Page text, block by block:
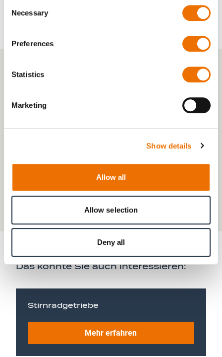
Selection
Necessary
Preferences
Statistics
Marketing
Show details
Allow all
Allow selection
Deny all
Das könnte Sie auch interessieren:
Stirnradgetriebe
Mehr erfahren